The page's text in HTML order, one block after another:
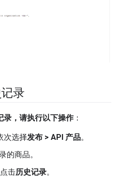
录
录，请执行以下操作：
次选择发布 > API 产品。
的商品。
击历史记录。